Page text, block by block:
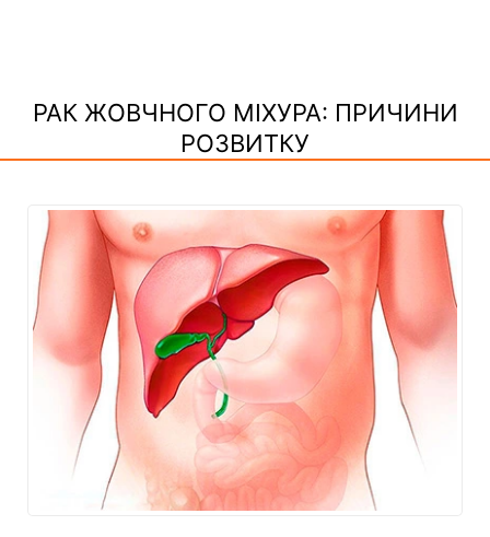
РАК ЖОВЧНОГО МІХУРА: ПРИЧИНИ
РОЗВИТКУ